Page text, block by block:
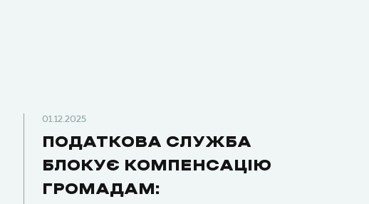
01.12.2025
ПОДАТКОВА СЛУЖБА
БЛОКУЄ КОМПЕНСАЦІЮ
ГРОМАДАМ: